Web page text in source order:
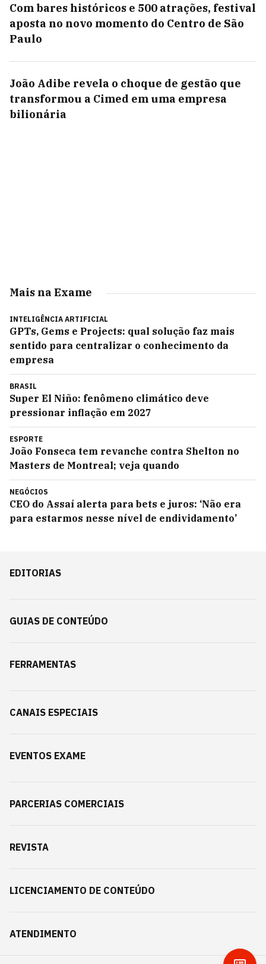
Com bares históricos e 500 atrações, festival
aposta no novo momento do Centro de São
Paulo
João Adibe revela o choque de gestão que
transformou a Cimed em uma empresa
bilionária
Mais na Exame
INTELIGÊNCIA ARTIFICIAL
GPTs, Gems e Projects: qual solução faz mais
sentido para centralizar o conhecimento da
empresa
BRASIL
Super El Niño: fenômeno climático deve
pressionar inflação em 2027
ESPORTE
João Fonseca tem revanche contra Shelton no
Masters de Montreal; veja quando
NEGÓCIOS
CEO do Assaí alerta para bets e juros: ‘Não era
para estarmos nesse nível de endividamento’
EDITORIAS
GUIAS DE CONTEÚDO
FERRAMENTAS
CANAIS ESPECIAIS
EVENTOS EXAME
PARCERIAS COMERCIAIS
REVISTA
LICENCIAMENTO DE CONTEÚDO
ATENDIMENTO